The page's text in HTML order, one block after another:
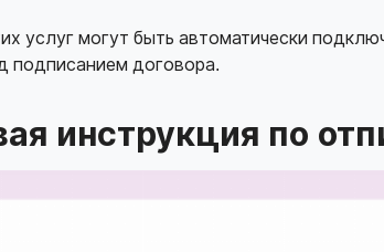
услуг могут быть автоматически
подписанием договора.
инструкция по